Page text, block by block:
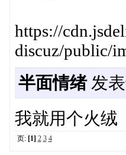
https://
discuz/public/
半面情绪发表
我就用个火绒
页: [1] 2 3 4